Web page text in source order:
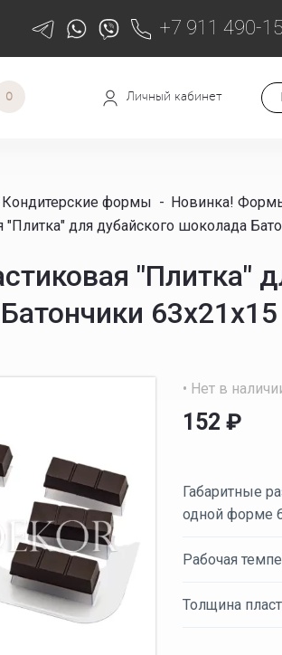
+7 911 490-
0 Личный кабинет
Кондитерские формы - Новинка!
"Плитка" для дубайского шоколада
"Плитка"
• Нет в
152 ₽
Габаритные
одной форме
Рабочая
Толщина